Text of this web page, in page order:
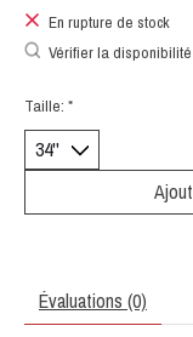
En rupture de stock
Vérifier la
Taille: *
Évaluations (0)